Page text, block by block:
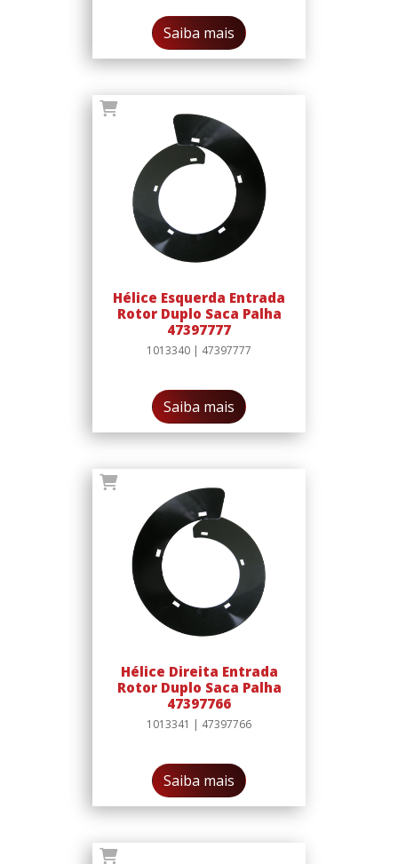
Saiba mais
Hélice Esquerda Entrada
Rotor Duplo Saca Palha
47397777
1013340 | 47397777
Saiba mais
Hélice Direita Entrada
Rotor Duplo Saca Palha
47397766
1013341 | 47397766
Saiba mais